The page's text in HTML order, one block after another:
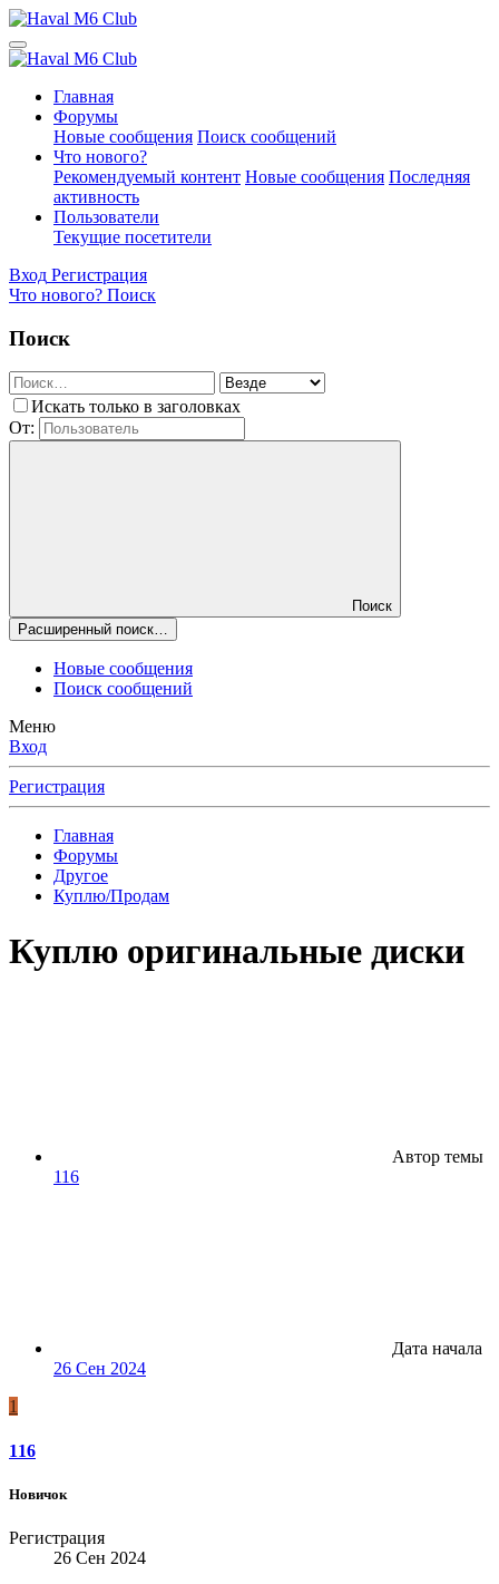
Главная
Форумы
Новые сообщения Поиск сообщений
Что нового?
Рекомендуемый контент Новые сообщения Последняя
активность
Пользователи
Текущие посетители
Вход Регистрация
Что нового? Поиск
Поиск
Искать только в заголовках
От:
Поиск
Расширенный поиск…
Новые сообщения
Поиск сообщений
Меню
Вход
Регистрация
Главная
Форумы
Другое
Куплю/Продам
Куплю оригинальные диски
Автор темы
116
Дата начала
26 Сен 2024
1
116
Новичок
Регистрация
26 Сен 2024